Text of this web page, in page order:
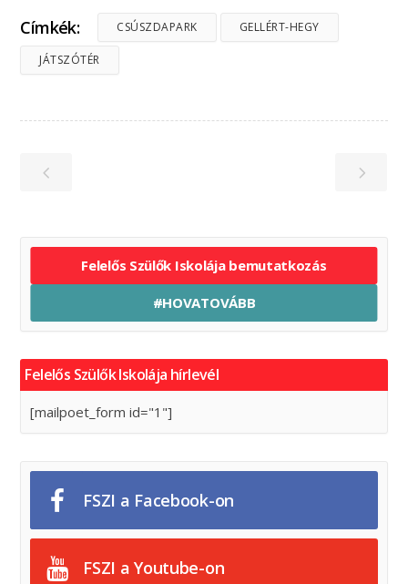
Címkék: CSÚSZDAPARK GELLÉRT-HEGY
JÁTSZÓTÉR
Felelős Szülők Iskolája bemutatkozás
#HOVATOVÁBB
Felelős Szülők Iskolája hírlevél
[mailpoet_form id="1"]
FSZI a Facebook-on
FSZI a Youtube-on